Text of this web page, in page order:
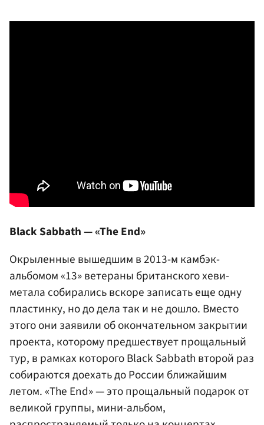
Black Sabbath — «The End»
Окрыленные вышедшим в 2013-м камбэк-
альбомом «13» ветераны британского хеви-
метала собирались вскоре записать еще одну
пластинку, но до дела так и не дошло. Вместо
этого они заявили об окончательном закрытии
проекта, которому предшествует прощальный
тур, в рамках которого Black Sabbath второй раз
собираются доехать до России ближайшим
летом. «The End» — это прощальный подарок от
великой группы, мини-альбом,